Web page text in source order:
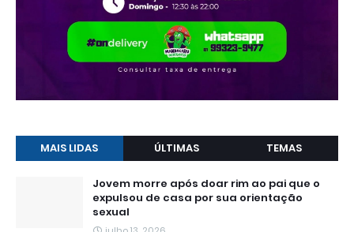
MAIS LIDAS ÚLTIMAS TEMAS
Jovem morre após doar rim ao pai que o
expulsou de casa por sua orientação
sexual